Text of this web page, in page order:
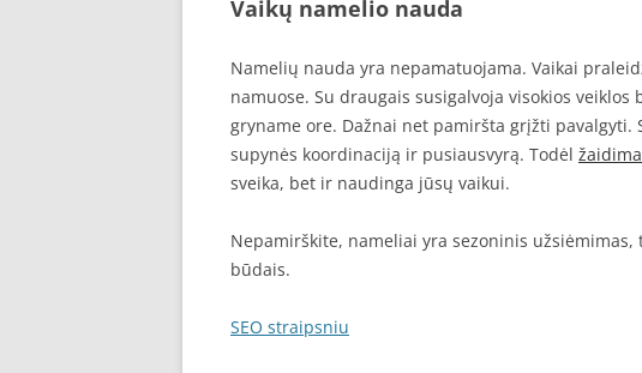
Vaikų namelio nauda
Namelių nauda yra nepamatuojama. Vaikai
namuose. Su draugais susigalvoja visokios
gryname ore. Dažnai net pamiršta grįžti pavalgyti.
supynės koordinaciją ir pusiausvyrą. Todėl
sveika, bet ir naudinga jūsų vaikui.
Nepamirškite, nameliai yra sezoninis
būdais.
SEO straipsniu